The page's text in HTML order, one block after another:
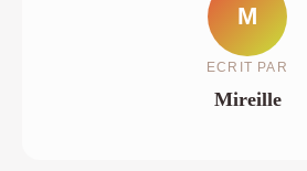
M
ECRIT PAR
Mireille